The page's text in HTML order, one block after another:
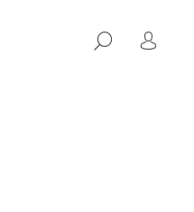
HLEDAT